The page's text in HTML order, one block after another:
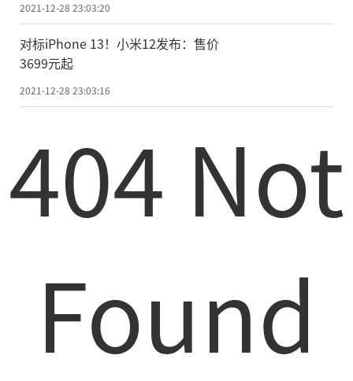
2021-12-28 23:03:20
对标iPhone 13！小米12发布：售价
3699元起
2021-12-28 23:03:16
404 Not
Found